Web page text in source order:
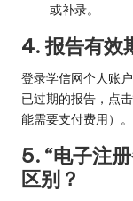
或补录。
4. 报告有效
登录学信网个人账
已过期的报告，点
能需要支付费用）。
5. “电子注
区别？